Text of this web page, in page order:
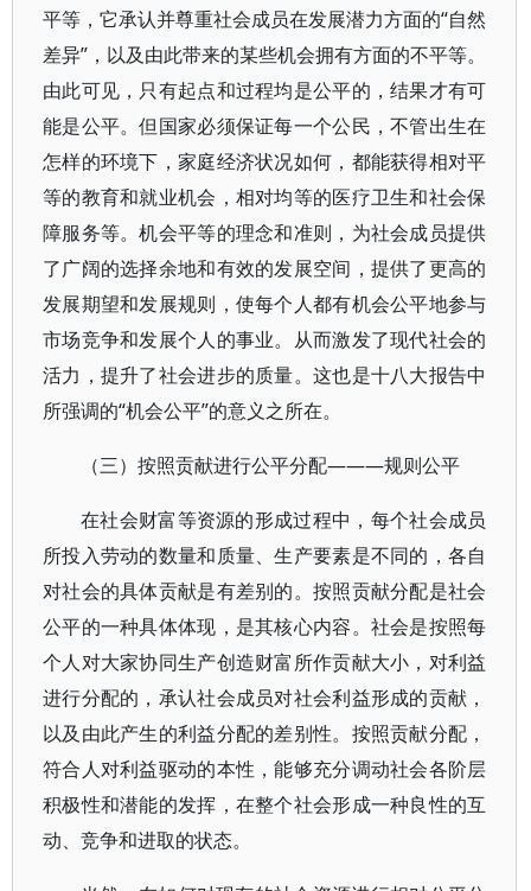
平等，它承认并尊重社会成员在发展潜力方面的“自然
差异”，以及由此带来的某些机会拥有方面的不平等。
由此可见，只有起点和过程均是公平的，结果才有可
能是公平。但国家必须保证每一个公民，不管出生在
怎样的环境下，家庭经济状况如何，都能获得相对平
等的教育和就业机会，相对均等的医疗卫生和社会保
障服务等。机会平等的理念和准则，为社会成员提供
了广阔的选择余地和有效的发展空间，提供了更高的
发展期望和发展规则，使每个人都有机会公平地参与
市场竞争和发展个人的事业。从而激发了现代社会的
活力，提升了社会进步的质量。这也是十八大报告中
所强调的“机会公平”的意义之所在。
（三）按照贡献进行公平分配———规则公平
在社会财富等资源的形成过程中，每个社会成员
所投入劳动的数量和质量、生产要素是不同的，各自
对社会的具体贡献是有差别的。按照贡献分配是社会
公平的一种具体体现，是其核心内容。社会是按照每
个人对大家协同生产创造财富所作贡献大小，对利益
进行分配的，承认社会成员对社会利益形成的贡献，
以及由此产生的利益分配的差别性。按照贡献分配，
符合人对利益驱动的本性，能够充分调动社会各阶层
积极性和潜能的发挥，在整个社会形成一种良性的互
动、竞争和进取的状态。